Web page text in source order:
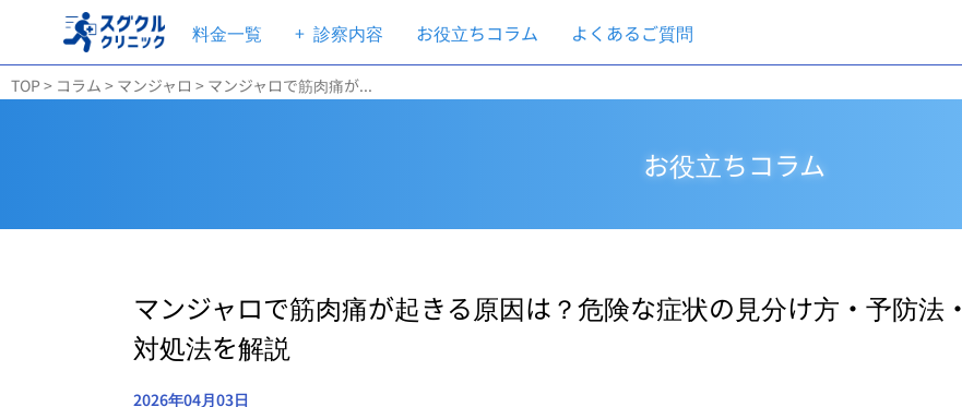
料金一覧 + 診察内容 お役立ちコラム よくあるご質問
TOP > コラム > マンジャロ > マンジャロで筋肉痛が...
お役立ちコラム
マンジャロで筋肉痛が起きる原因は？危険な症状の見分け方・予防法・
対処法を解説
2026年04月03日